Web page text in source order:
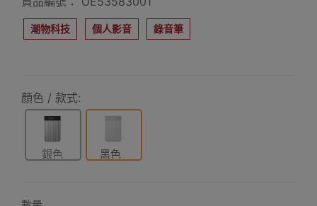
潮物科技 個人影音 錄音筆
顏色 / 款式:
銀色 黑色